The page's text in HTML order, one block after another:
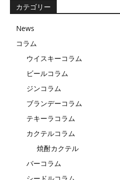
カテゴリー
News
コラム
ウイスキーコラム
ビールコラム
ジンコラム
ブランデーコラム
テキーラコラム
カクテルコラム
焼酎カクテル
バーコラム